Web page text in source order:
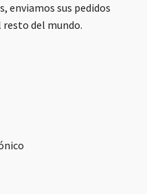
enviamos sus pedidos
resto del mundo.